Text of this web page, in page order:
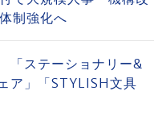
制強化へ
「ステーショナリー&
ア」「STYLISH文具